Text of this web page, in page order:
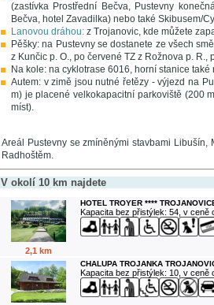
(zastívka Prostřední Bečva, Pustevny
Bečva, hotel Zavadilka) nebo také Skibusem/
Lanovou dráhou: z Trojanovic, kde můžete
Pěšky: na Pustevny se dostanete ze všech
z Kunčic p. O., po červené TZ z Rožnova p. R.,
Na kole: na cyklotrase 6016, horní stanice
Autem: v zimě jsou nutné řetězy - výjezd na
m) je placené velkokapacitní parkoviště (200
míst).
Areál Pustevny se zmíněnými stavbami
Radhoštěm.
V okolí 10 km najdete
2,1 km
HOTEL TROYER ****
Kapacita bez přistýlek: 54, v ceně
CHALUPA TROJANKA
Kapacita bez přistýlek: 10, v ceně